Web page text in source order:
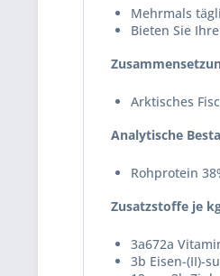
Mehrmals
Bieten Sie
Arktisches
Analytische
Rohprotein
Zusatzstoffe je
3a672a
3b Eisen-(II)-